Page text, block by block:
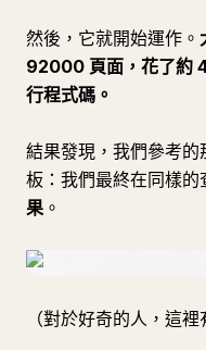
然後，它就開始運作。
92000 頁面，花了約
行程式碼。
結果發現，我們參考
板：我們最終在同樣的
果。
（對於好奇的人，這